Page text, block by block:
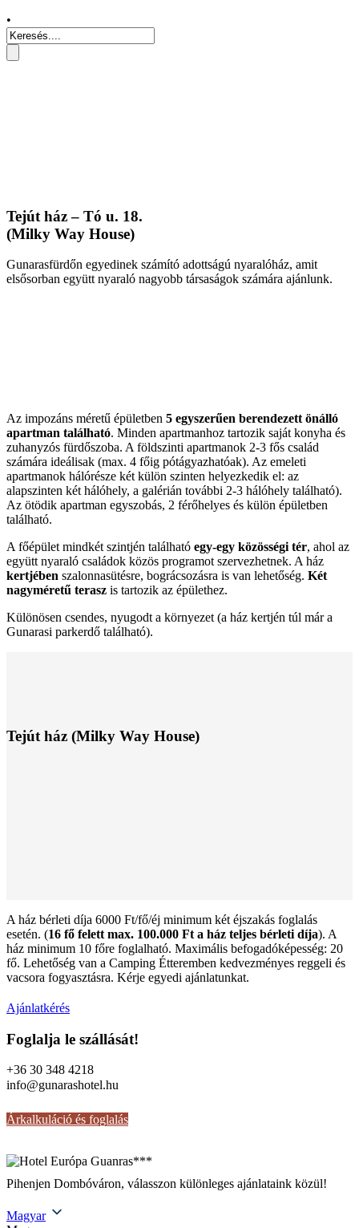
•
Tejút ház – Tó u. 18.
(Milky Way House)
Gunarasfürdőn egyedinek számító adottságú nyaralóház, amit
elsősorban együtt nyaraló nagyobb társaságok számára ajánlunk.
Az impozáns méretű épületben 5 egyszerűen berendezett önálló
apartman található. Minden apartmanhoz tartozik saját konyha és
zuhanyzós fürdőszoba. A földszinti apartmanok 2-3 fős család
számára ideálisak (max. 4 főig pótágyazhatóak). Az emeleti
apartmanok hálórésze két külön szinten helyezkedik el: az
alapszinten két hálóhely, a galérián további 2-3 hálóhely található).
Az ötödik apartman egyszobás, 2 férőhelyes és külön épületben
található.
A főépület mindkét szintjén található egy-egy közösségi tér, ahol az
együtt nyaraló családok közös programot szervezhetnek. A ház
kertjében szalonnasütésre, bográcsozásra is van lehetőség. Két
nagyméretű terasz is tartozik az épülethez.
Különösen csendes, nyugodt a környezet (a ház kertjén túl már a
Gunarasi parkerdő található).
Tejút ház (Milky Way House)
A ház bérleti díja 6000 Ft/fő/éj minimum két éjszakás foglalás
esetén. (16 fő felett max. 100.000 Ft a ház teljes bérleti díja). A
ház minimum 10 főre foglalható. Maximális befogadóképesség: 20
fő. Lehetőség van a Camping Étteremben kedvezményes reggeli és
vacsora fogyasztásra. Kérje egyedi ajánlatunkat.
Ajánlatkérés
Foglalja le szállását!
+36 30 348 4218
info@gunarashotel.hu
Árkalkuláció és foglalás
Pihenjen Dombóváron, válasszon különleges ajánlataink közül!
Magyar